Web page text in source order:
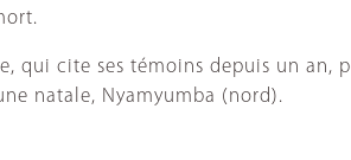
cite ses témoins depuis un an,
natale, Nyamyumba (nord).